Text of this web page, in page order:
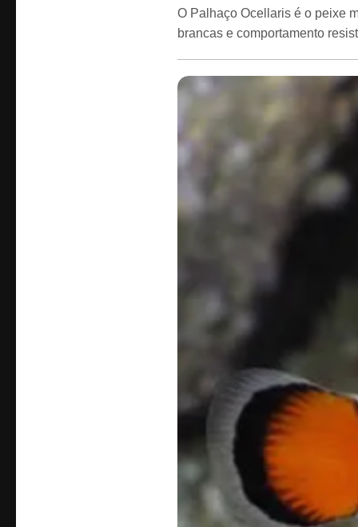
O Palhaço Ocellaris é o peixe
brancas e comportamento